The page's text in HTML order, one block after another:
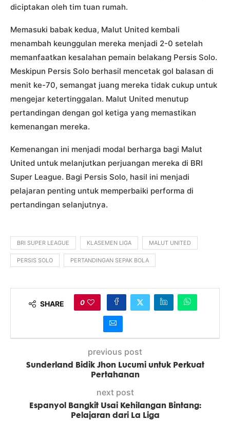
diciptakan oleh tim tuan rumah.
Memasuki babak kedua, Malut United kembali
menambah keunggulan mereka menjadi 2-0 setelah
memanfaatkan kesalahan pemain belakang Persis Solo.
Meskipun Persis Solo berhasil mencetak gol balasan di
menit ke-70, semangat juang mereka tidak cukup untuk
mengejar ketertinggalan. Malut United menutup
pertandingan dengan gol ketiga yang memastikan
kemenangan mereka.
Kemenangan ini menjadi modal berharga bagi Malut
United untuk melanjutkan perjuangan mereka di BRI
Super League. Bagi Persis Solo, hasil ini menjadi
pelajaran penting untuk memperbaiki performa di
pertandingan selanjutnya.
BRI SUPER LEAGUE KLASEMEN LIGA MALUT UNITED
PERSIS SOLO PERTANDINGAN SEPAK BOLA
SHARE 0
previous post
Sunderland Bidik Jhon Lucumi untuk Perkuat
Pertahanan
next post
Espanyol Bangkit Usai Kehilangan Bintang:
Pelajaran dari La Liga